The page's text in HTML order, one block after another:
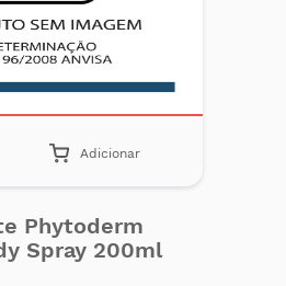
Adicionar
Phytoderm
Spray 200ml